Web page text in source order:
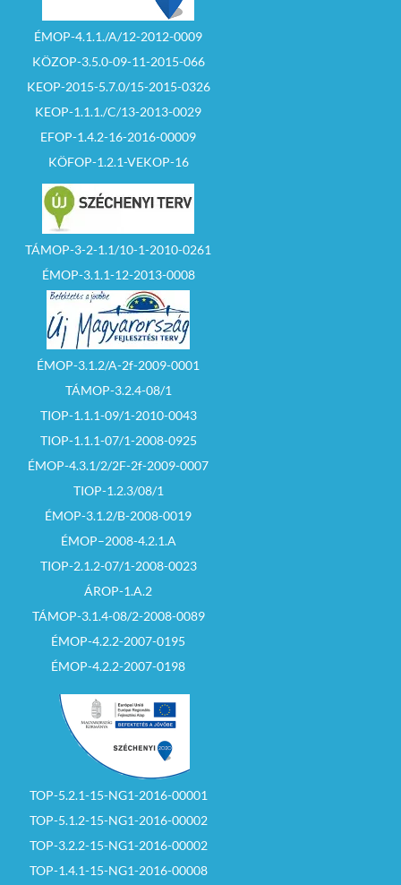
ÉMOP-4.1.1./A/12-2012-0009
KÖZOP-3.5.0-09-11-2015-066
KEOP-2015-5.7.0/15-2015-0326
KEOP-1.1.1./C/13-2013-0029
EFOP-1.4.2-16-2016-00009
KÖFOP-1.2.1-VEKOP-16
TÁMOP-3-2-1.1/10-1-2010-0261
ÉMOP-3.1.1-12-2013-0008
ÉMOP-3.1.2/A-2f-2009-0001
TÁMOP-3.2.4-08/1
TIOP-1.1.1-09/1-2010-0043
TIOP-1.1.1-07/1-2008-0925
ÉMOP-4.3.1/2/2F-2f-2009-0007
TIOP-1.2.3/08/1
ÉMOP-3.1.2/B-2008-0019
ÉMOP–2008-4.2.1.A
TIOP-2.1.2-07/1-2008-0023
ÁROP-1.A.2
TÁMOP-3.1.4-08/2-2008-0089
ÉMOP-4.2.2-2007-0195
ÉMOP-4.2.2-2007-0198
TOP-5.2.1-15-NG1-2016-00001
TOP-5.1.2-15-NG1-2016-00002
TOP-3.2.2-15-NG1-2016-00002
TOP-1.4.1-15-NG1-2016-00008